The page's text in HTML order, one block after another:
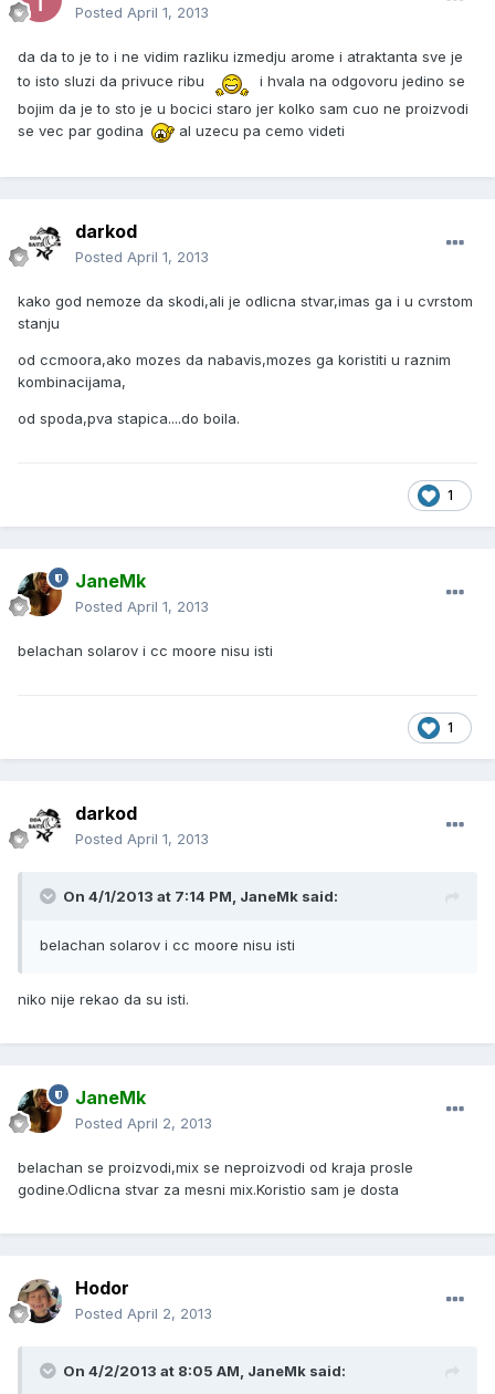
Posted April 1, 2013
da da to je to i ne vidim razliku izmedju arome i atraktanta sve je
to isto sluzi da privuce ribu
i hvala na odgovoru jedino se
bojim da je to sto je u bocici staro jer kolko sam cuo ne proizvodi
se vec par godina
al uzecu pa cemo videti
darkod
Posted April 1, 2013
kako god nemoze da skodi,ali je odlicna stvar,imas ga i u cvrstom
stanju
od ccmoora,ako mozes da nabavis,mozes ga koristiti u raznim
kombinacijama,
od spoda,pva stapica....do boila.
1
JaneMk
Posted April 1, 2013
belachan solarov i cc moore nisu isti
1
darkod
Posted April 1, 2013
On 4/1/2013 at 7:14 PM, JaneMk said:
belachan solarov i cc moore nisu isti
niko nije rekao da su isti.
JaneMk
Posted April 2, 2013
belachan se proizvodi,mix se neproizvodi od kraja prosle
godine.Odlicna stvar za mesni mix.Koristio sam je dosta
Hodor
Posted April 2, 2013
On 4/2/2013 at 8:05 AM, JaneMk said: